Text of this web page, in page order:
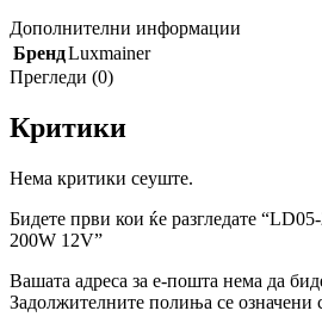
Дополнителни информации
БрендLuxmainer
Прегледи (0)
Критики
Нема критики сеуште.
Бидете први кои ќе разгледате
200W 12V”
Вашата адреса за е-пошта нема да
Задолжителните полиња се означени